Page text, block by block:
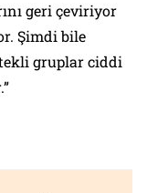
geri çeviriyor
Şimdi bile
gruplar ciddi